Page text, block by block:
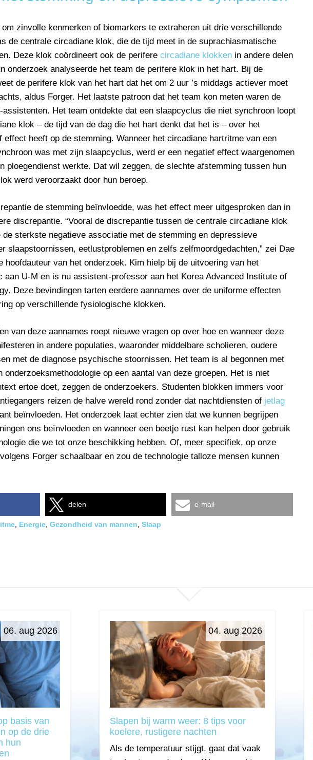
zinvolle kenmerken of biomarkers te extraheren uit drie verschillende
de centrale circadiane klok, die de tijd meet in de suprachiasmatische
Deze klok coördineert ook de perifere circadiane klokken in andere delen
onderzoek analyseerde het team de perifere klok in het hart. Bij de
de perifere klok van het hart dat het om 2 uur ’s middags actiever moet
aldus Forger. Het laatste patroon dat het team kon meten waren de
Het team ontdekte dat een slaapcyclus die niet synchroon loopt
klok – de tijd van de dag die het hart denkt dat het is – over het
effect heeft op de stemming. Wanneer het circadiane hartritme van een
was met zijn slaapcyclus, werd er een negatief effect waargenomen
ploegendienst werkte. Dat wil zeggen, de slechte afstemming tussen hun
werd veroorzaakt door hun beroep.
de stemming beïnvloedde, was het effect meer uitgesproken dan in
discrepantie. “Vooral de discrepantie tussen de centrale circadiane klok
de sterkste negatieve associatie met de stemming en depressieve
slaapstoornissen, eetlustproblemen en zelfs zelfmoordgedachten,” zei Dae
hoofdauteur van het onderzoek. Kim hielp bij de uitvoering van het
aan U-M en is nu assistent-professor aan het Korea Advanced Institute of
Deze bevindingen tarten eerdere aannames over de uniforme effecten
op verschillende fysiologische klokken.
van deze aannames roept nieuwe vragen op over hoe en wanneer deze
in andere populaties, waaronder middelbare scholieren, oudere
met de diagnose psychische stoornissen. Het team is al begonnen met
onderzoeksmethodologie op een aantal van deze groepen. Het is niet
ertoe doet, zeggen de onderzoekers. Studenten blokken immers voor
reizen de halve wereld rond zonder dat nachtdiensten of jetlag
beïnvloeden. Het onderzoek laat echter zien dat we kunnen begrijpen
ons beïnvloeden en wanneer een beetje rust kan helpen door gebruik
die we tot onze beschikking hebben. Of, meer specifiek, op onze
Forger schaalbaar en zou de technologie talloze mensen kunnen
delen e-mail
Energie Gezondheid van mannen Slaap
06. aug 2026
basis van
op de drie
hun
04. aug 2026
Slapen bij warm weer: 8 tips voor
koelere, rustigere nachten
Als de temperatuur stijgt, gaat dat vaak